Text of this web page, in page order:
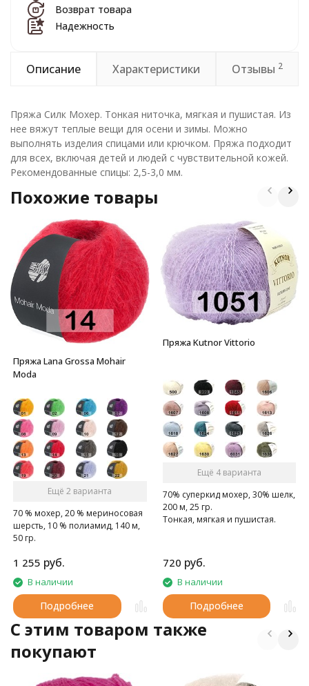
Возврат товара
Надежность
Описание Характеристики Отзывы 2
Пряжа Силк Мохер. Тонкая ниточка, мягкая и пушистая. Из
нее вяжут теплые вещи для осени и зимы. Можно
выполнять изделия спицами или крючком. Пряжа подходит
для всех, включая детей и людей с чувствительной кожей.
Рекомендованные спицы: 2,5-3,0 мм.
Похожие товары
Пряжа Lana Grossa Mohair
Moda
Ещё 2 варианта
70 % мохер, 20 % мериносовая
шерсть, 10 % полиамид, 140 м,
50 гр.
1 255 руб.
В наличии
Подробнее
Пряжа Kutnor Vittorio
Ещё 4 варианта
70% суперкид мохер, 30% шелк,
200 м, 25 гр.
Тонкая, мягкая и пушистая.
720 руб.
В наличии
Подробнее
C этим товаром также
покупают